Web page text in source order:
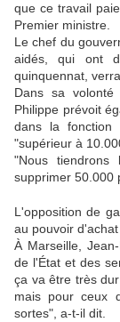
que ce travail
Premier ministre.
Le chef du
aidés, qui ont
quinquennat,
Dans sa
Philippe prévoit
dans la
"supérieur à
"Nous tiendrons
supprimer 50.000
L'opposition de
au pouvoir d'achat
À Marseille,
de l'État et des
ça va être très
mais pour ceux
sortes", a-t-il dit.